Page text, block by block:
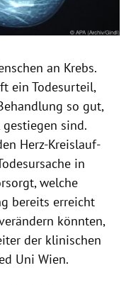
an Krebs.
ein Todesurteil,
so gut,
sind.
Herz-Kreislauf-
in
welche
bereits erreicht
könnten,
der klinischen
Uni Wien.